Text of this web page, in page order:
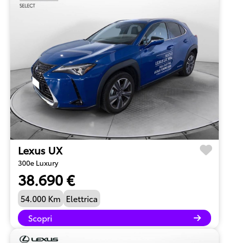
Lexus UX
300e Luxury
38.690 €
54.000 Km Elettrica
Scopri